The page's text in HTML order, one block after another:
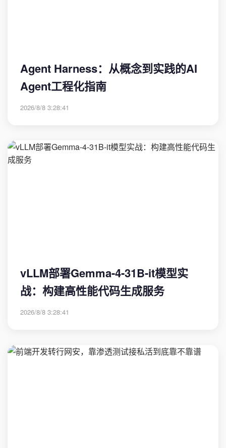
Agent Harness：从概念到实践的AI
Agent工程化指南
2026/8/8 3:28:41
vLLM部署Gemma-4-31B-it模型实
战：构建高性能代码生成服务
2026/8/8 3:28:41